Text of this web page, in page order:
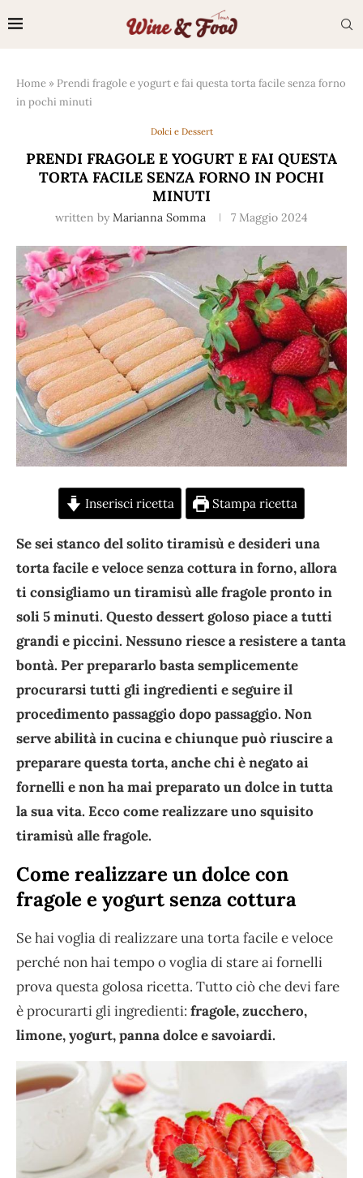
Home » Prendi fragole e yogurt e fai questa torta facile senza forno
in pochi minuti
Dolci e Dessert
PRENDI FRAGOLE E YOGURT E FAI QUESTA
TORTA FACILE SENZA FORNO IN POCHI
MINUTI
written by Marianna Somma 7 Maggio 2024
Inserisci ricetta Stampa ricetta
Se sei stanco del solito tiramisù e desideri una
torta facile e veloce senza cottura in forno, allora
ti consigliamo un tiramisù alle fragole pronto in
soli 5 minuti. Questo dessert goloso piace a tutti
grandi e piccini. Nessuno riesce a resistere a tanta
bontà. Per prepararlo basta semplicemente
procurarsi tutti gli ingredienti e seguire il
procedimento passaggio dopo passaggio. Non
serve abilità in cucina e chiunque può riuscire a
preparare questa torta, anche chi è negato ai
fornelli e non ha mai preparato un dolce in tutta
la sua vita. Ecco come realizzare uno squisito
tiramisù alle fragole.
Come realizzare un dolce con
fragole e yogurt senza cottura
Se hai voglia di realizzare una torta facile e veloce
perché non hai tempo o voglia di stare ai fornelli
prova questa golosa ricetta. Tutto ciò che devi fare
è procurarti gli ingredienti: fragole, zucchero,
limone, yogurt, panna dolce e savoiardi.